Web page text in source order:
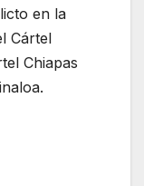
en la
Cártel
Chiapas